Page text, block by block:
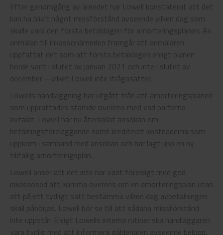
Efter genomgång av ärendet har Lowell konstaterat att det
kan ha blivit något missförstånd avseende vilken dag som
skulle vara den första betaldagen för amorteringsplanen. Av
anmälan till inkassonämnden framgår att anmälaren
uppfattat det som att första betaldagen enligt planen
borde varit i slutet av januari 2021 och inte i slutet av
december – vilket Lowell inte ifrågasätter.
Lowells handläggning har utgått från att amorteringsplanen
som upprättades stämde överens med vad parterna
avtalat. Lowell har nu återkallat ansökan om
betalningsföreläggande samt krediterat kostnaderna som
uppkom i samband med ansökan och har lagt upp en ny
tillfällig amorteringsplan.
Lowell anser att det inte har varit förenligt med god
inkassosed att komma överens om en amorteringsplan utan
att på ett tydligt sätt bestämma vilken dag avbetalningen
skall påbörjas. Lowell bör se till att sådana missförstånd
inte uppstår. Enligt Lowells interna rutiner ska handläggaren
vara tydlig med att informera gäldenären avseende belopp,